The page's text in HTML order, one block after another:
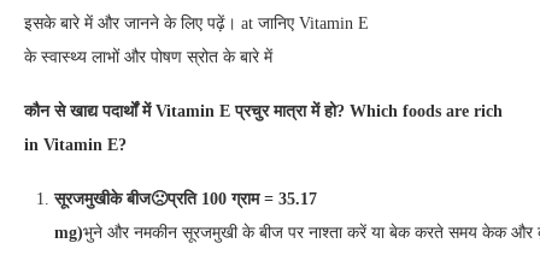
इसके बारे में और जानने के लिए पढ़ें। at जानिए Vitamin E
के स्वास्थ्य लाभों और पोषण स्रोत के बारे में
कौन से खाद्य पदार्थों मेंVitamin Eप्रचुर मात्रा में हो? Which foods are rich
in Vitamin E?
सूरजमुखीके बीज🙁प्रति100ग्राम= 35.17
mg)भुने और नमकीन सूरजमुखी के बीज पर नाश्ता करें या बेक करते समय केक और